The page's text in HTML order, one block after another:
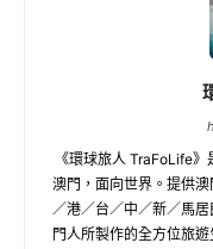
《環球旅人 TraFoLife
澳門，面向世界。提供
／港／台／中／新／馬
門人所製作的全方位旅